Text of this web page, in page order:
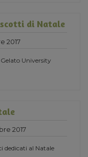
di Natale
2017
University
2017
dedicati al Natale